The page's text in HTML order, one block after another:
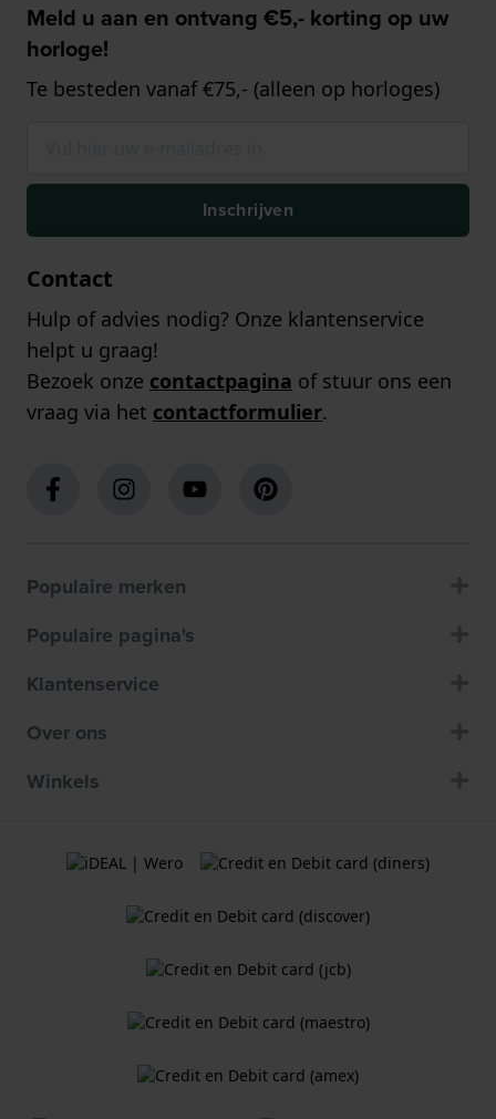
Meld u aan en ontvang €5,- korting op uw
horloge!
Te besteden vanaf €75,- (alleen op horloges)
Inschrijven
Contact
Hulp of advies nodig? Onze klantenservice
helpt u graag!
Bezoek onze contactpagina of stuur ons een
vraag via het contactformulier.
Populaire merken
Populaire pagina's
Klantenservice
Over ons
Winkels